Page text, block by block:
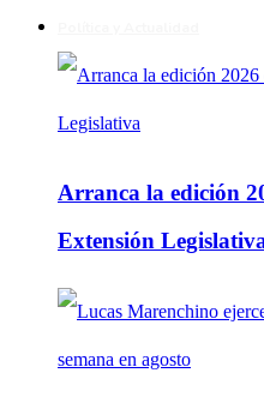
Arranca la edición
Extensión